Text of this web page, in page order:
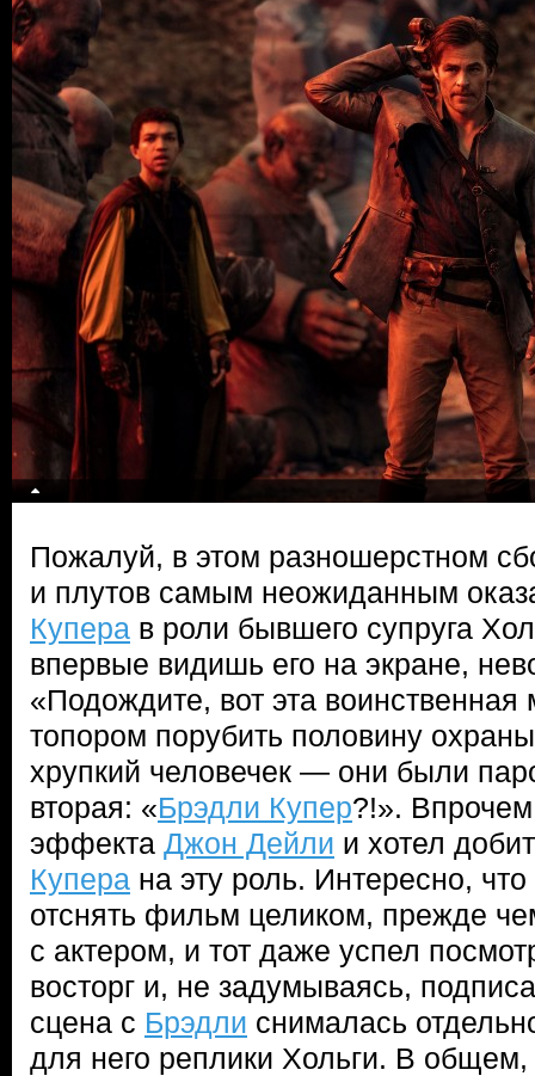
Пожалуй, в этом разношерстном
и плутов самым неожиданным
Купера в роли бывшего супруга
впервые видишь его на экране,
«Подождите, вот эта
топором порубить половину
хрупкий человечек — они были
вторая: «Брэдли Купер?!».
эффекта Джон Дейли и хотел
Купера на эту роль. Интересно,
отснять фильм целиком, прежде
с актером, и тот даже успел
восторг и, не задумываясь,
сцена с Брэдли снималась
для него реплики Хольги. В